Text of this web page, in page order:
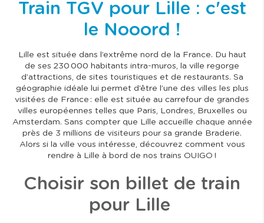
Train TGV pour Lille : c'est
le Nooord !
Lille est située dans l’extrême nord de la France. Du haut
de ses 230 000 habitants intra-muros, la ville regorge
d’attractions, de sites touristiques et de restaurants. Sa
géographie idéale lui permet d’être l’une des villes les plus
visitées de France : elle est située au carrefour de grandes
villes européennes telles que Paris, Londres, Bruxelles ou
Amsterdam. Sans compter que Lille accueille chaque année
près de 3 millions de visiteurs pour sa grande Braderie.
Alors si la ville vous intéresse, découvrez comment vous
rendre à Lille à bord de nos trains OUIGO !
Choisir son billet de train
pour Lille